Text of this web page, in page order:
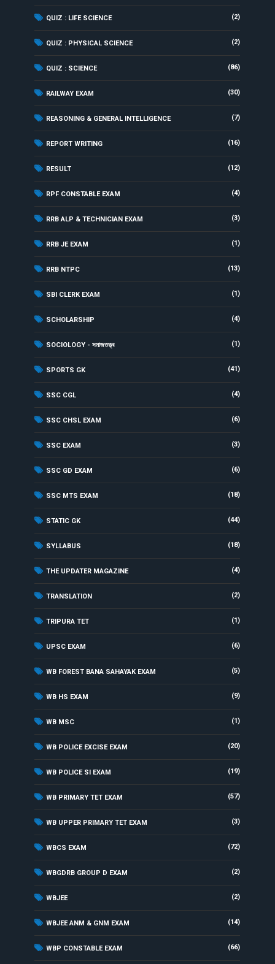
QUIZ : LIFE SCIENCE (2)
QUIZ : PHYSICAL SCIENCE (2)
QUIZ : SCIENCE (86)
RAILWAY EXAM (30)
REASONING & GENERAL INTELLIGENCE (7)
REPORT WRITING (16)
RESULT (12)
RPF CONSTABLE EXAM (4)
RRB ALP & TECHNICIAN EXAM (3)
RRB JE EXAM (1)
RRB NTPC (13)
SBI CLERK EXAM (1)
SCHOLARSHIP (4)
SOCIOLOGY - সমাজতত্ত্ব (1)
SPORTS GK (41)
SSC CGL (4)
SSC CHSL EXAM (6)
SSC EXAM (3)
SSC GD EXAM (6)
SSC MTS EXAM (18)
STATIC GK (44)
SYLLABUS (18)
THE UPDATER MAGAZINE (4)
TRANSLATION (2)
TRIPURA TET (1)
UPSC EXAM (6)
WB FOREST BANA SAHAYAK EXAM (5)
WB HS EXAM (9)
WB MSC (1)
WB POLICE EXCISE EXAM (20)
WB POLICE SI EXAM (19)
WB PRIMARY TET EXAM (57)
WB UPPER PRIMARY TET EXAM (3)
WBCS EXAM (72)
WBGDRB GROUP D EXAM (2)
WBJEE (2)
WBJEE ANM & GNM EXAM (14)
WBP CONSTABLE EXAM (66)